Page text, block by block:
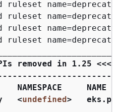
ruleset
ruleset
ruleset
removed in 1.25 <<<
<undefined>